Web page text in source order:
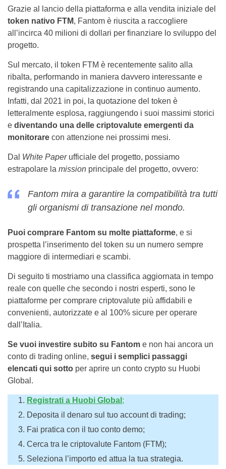
Grazie al lancio della piattaforma e alla vendita iniziale del
token nativo FTM, Fantom è riuscita a raccogliere
all’incirca 40 milioni di dollari per finanziare lo sviluppo del
progetto.
Sul mercato, il token FTM è recentemente salito alla
ribalta, performando in maniera davvero interessante e
registrando una capitalizzazione in continuo aumento.
Infatti, dal 2021 in poi, la quotazione del token è
letteralmente esplosa, raggiungendo i suoi massimi storici
e diventando una delle criptovalute emergenti da
monitorare con attenzione nei prossimi mesi.
Dal White Paperufficiale del progetto, possiamo
estrapolare la mission principale del progetto, ovvero:
Fantom mira a garantire la compatibilità tra tutti
gli organismi di transazione nel mondo.
Puoi comprare Fantom su molte piattaforme, e si
prospetta l’inserimento del token su un numero sempre
maggiore di intermediari e scambi.
Di seguito ti mostriamo una classifica aggiornata in tempo
reale con quelle che secondo i nostri esperti, sono le
piattaforme per comprare criptovalute più affidabili e
convenienti, autorizzate e al 100% sicure per operare
dall’Italia.
Se vuoi investire subito su Fantom e non hai ancora un
conto di trading online, segui i semplici passaggi
elencati qui sotto per aprire un conto crypto su Huobi
Global.
Registrati a Huobi Global ;
Deposita il denaro sul tuo account di trading;
Fai pratica con il tuo conto demo;
Cerca tra le criptovalute Fantom (FTM);
Seleziona l’importo ed attua la tua strategia.